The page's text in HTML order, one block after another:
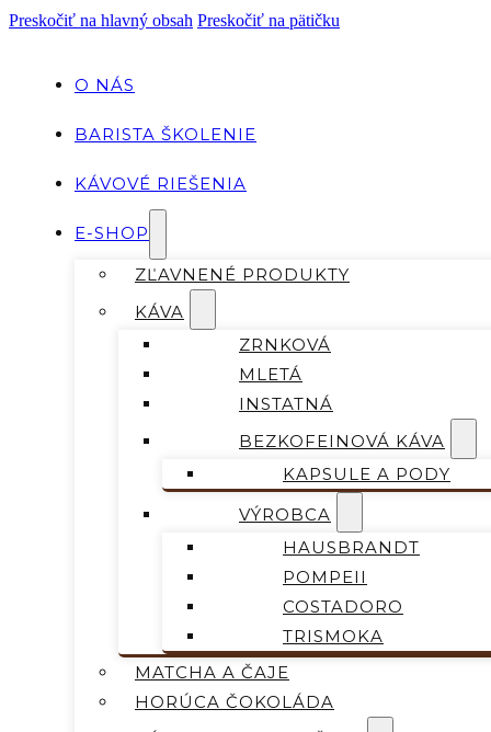
Preskočiť na hlavný obsah Preskočiť na pätičku
O NÁS
BARISTA ŠKOLENIE
KÁVOVÉ RIEŠENIA
E-SHOP
ZĽAVNENÉ PRODUKTY
KÁVA
ZRNKOVÁ
MLETÁ
INSTATNÁ
BEZKOFEINOVÁ KÁVA
KAPSULE A PODY
VÝROBCA
HAUSBRANDT
POMPEII
COSTADORO
TRISMOKA
MATCHA A ČAJE
HORÚCA ČOKOLÁDA